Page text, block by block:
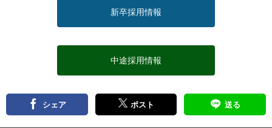
新卒採用情報
中途採用情報
シェア ポスト 送る